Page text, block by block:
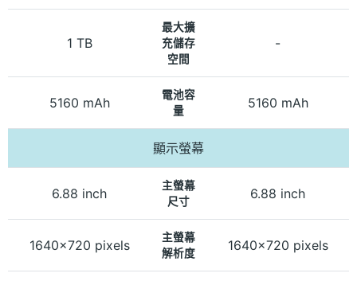
1 TB
最大擴
充儲存
空間
-
5160 mAh
電池容
量
5160 mAh
顯示螢幕
6.88 inch
主螢幕
尺寸
6.88 inch
1640x720 pixels
主螢幕
解析度
1640x720 pixels